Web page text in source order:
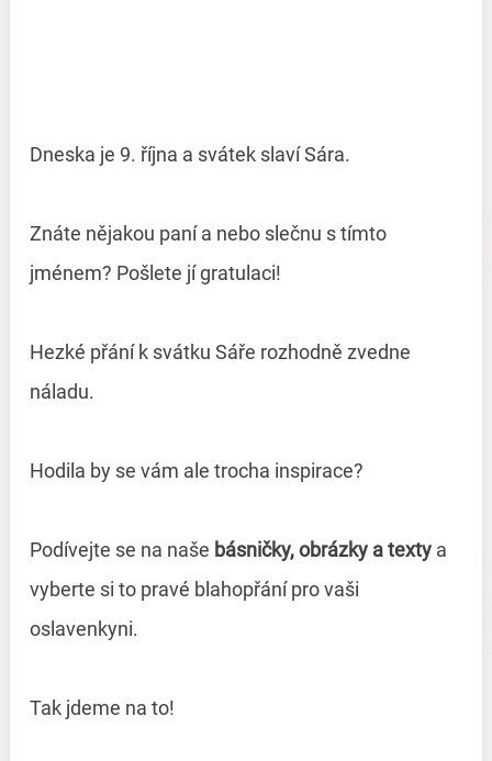
Dneska je 9. října a svátek slaví Sára.
Znáte nějakou paní a nebo slečnu s tímto
jménem? Pošlete jí gratulaci!
Hezké přání k svátku Sáře rozhodně zvedne
náladu.
Hodila by se vám ale trocha inspirace?
Podívejte se na naše básničky, obrázky a textya
vyberte si to pravé blahopřání pro vaši
oslavenkyni.
Tak jdeme na to!